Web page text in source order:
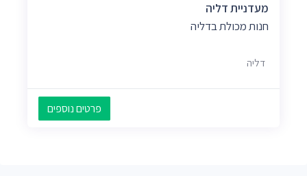
מעדניית דליה
חנות מכולת בדליה
דליה
פרטים נוספים